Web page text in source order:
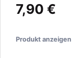
7,90 €
Produkt anzeigen